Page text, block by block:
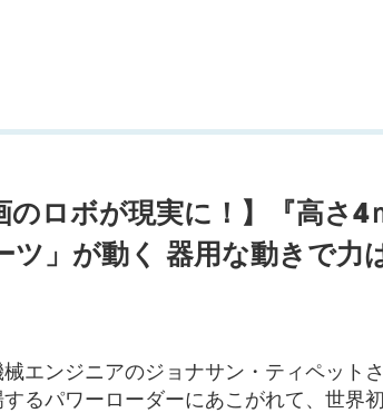
のロボが現実に！】『高さ
ツ」が動く 器用な動きで
エンジニアのジョナサン・ティペット
るパワーローダーにあこがれて、世界